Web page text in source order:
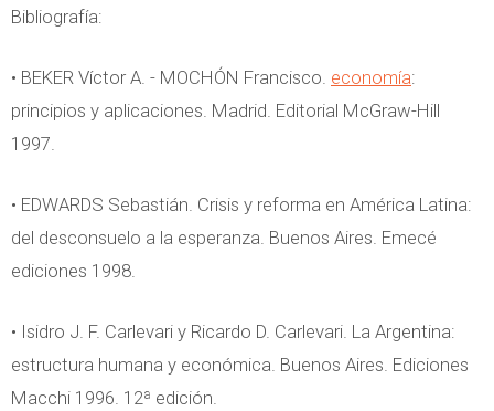
Bibliografía:
• BEKER Víctor A. - MOCHÓN Francisco. economía:
principios y aplicaciones. Madrid. Editorial McGraw-Hill
1997.
• EDWARDS Sebastián. Crisis y reforma en América Latina:
del desconsuelo a la esperanza. Buenos Aires. Emecé
ediciones 1998.
• Isidro J. F. Carlevari y Ricardo D. Carlevari. La Argentina:
estructura humana y económica. Buenos Aires. Ediciones
Macchi 1996. 12ª edición.